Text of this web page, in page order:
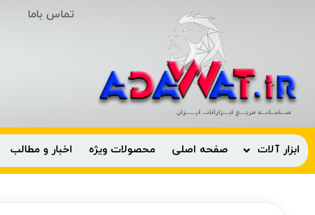
تماس باما
ابزار آلات صفحه اصلی محصولات ویژه اخبار و مطالب